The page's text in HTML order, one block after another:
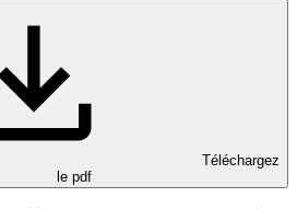
Téléchargez
le pdf